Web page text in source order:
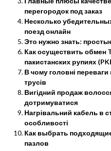
перегородок под заказ
Несколько
поезд онлайн
Это нужно знать:
Как осуществить обмен
пакистанских рупиях
В чому головні переваги
трусів
Вигідний продаж
дотримуватися
Нагрівальний кабель в
особливості
Как выбрать
пазлов